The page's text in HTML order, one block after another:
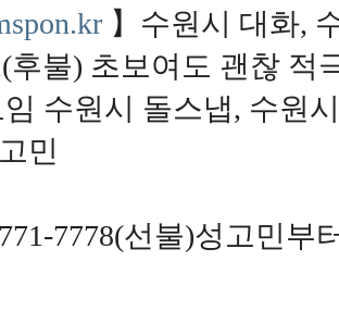
】수원시 대화,
후불) 초보여도 괜찮
수원시 돌스냅, 수원
민
7778(선불)성고민부